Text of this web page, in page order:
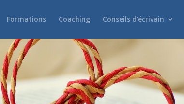
Formations Coaching Conseils d’écrivain